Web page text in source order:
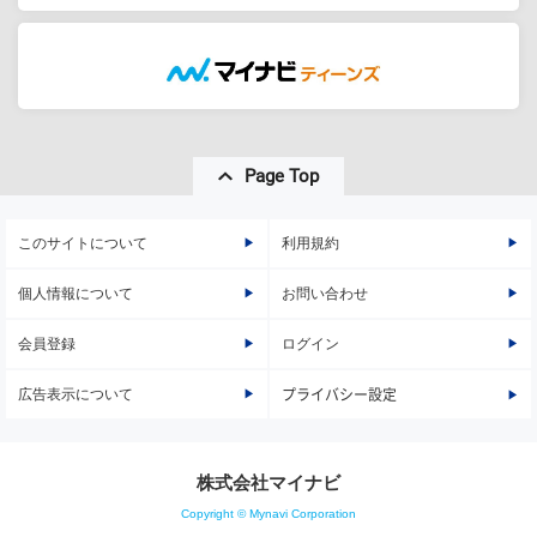
Page Top
このサイトについて 利用規約
個人情報について お問い合わせ
会員登録 ログイン
広告表示について プライバシー設定
株式会社マイナビ
Copyright © Mynavi Corporation